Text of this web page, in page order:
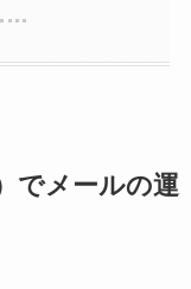
でメールの運